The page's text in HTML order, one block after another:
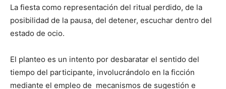
La fiesta como representación del ritual perdido, de la
posibilidad de la pausa, del detener, escuchar dentro del
estado de ocio.
El planteo es un intento por desbaratar el sentido del
tiempo del participante, involucrándolo en la ficción
mediante el empleo de mecanismos de sugestión e